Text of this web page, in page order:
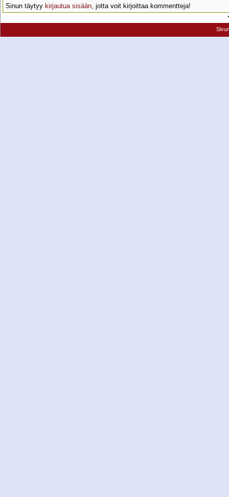
Sinun täytyy kirjautua sisään , jotta voit kirjoittaa kommentteja!